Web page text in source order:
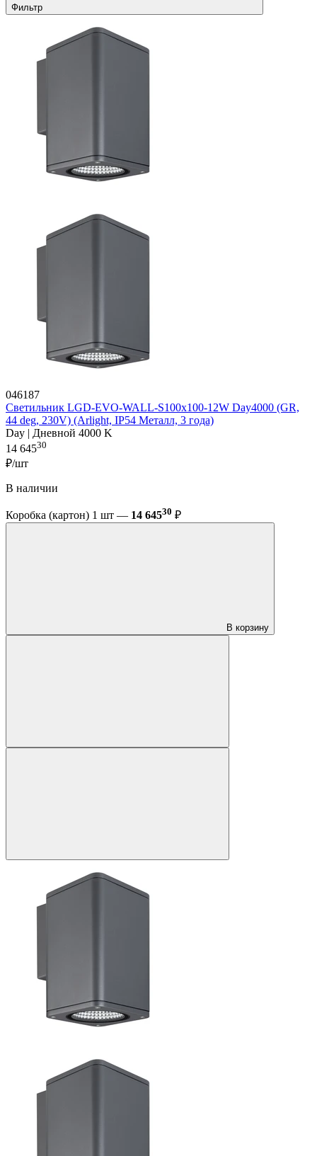
Фильтр
046187
Светильник LGD-EVO-WALL-S100x100-12W Day4000 (GR,
44 deg, 230V) (Arlight, IP54 Металл, 3 года)
Day | Дневной 4000 K
14 64530
₽/шт
В наличии
Коробка (картон) 1 шт — 14 64530 ₽
В корзину